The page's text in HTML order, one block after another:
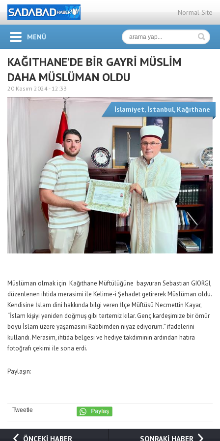
Normal Site
MENÜ
KAĞITHANE’DE BİR GAYRİ MÜSLİM
DAHA MÜSLÜMAN OLDU
20 Kasım 2024 - 12:33
İslamiyet, İstanbul, Kağıthane
Müslüman olmak için Kağıthane Müftülüğüne başvuran Sebastıan GIORGI,
düzenlenen ihtida merasimi ile Kelime-i Şehadet getirerek Müslüman oldu.
Kendisine İslam dini hakkında bilgi veren İlçe Müftüsü Necmettin Kayar,
“İslam kişiyi yeniden doğmuş gibi tertemiz kılar. Genç kardeşimize bir ömür
boyu İslam üzere yaşamasını Rabbimden niyaz ediyorum.” ifadelerini
kullandı. Merasim, ihtida belgesi ve hediye takdiminin ardından hatıra
fotoğrafı çekimi ile sona erdi.
Paylaşın:
Tweetle
ÖNCEKİ HABER SONRAKİ HABER